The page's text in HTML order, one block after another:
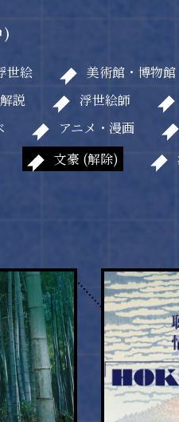
)
世絵 美術館・博物館
説 浮世絵師
アニメ・漫画
文豪 (解除)